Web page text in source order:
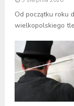
Od początku roku
wielkopolskiego